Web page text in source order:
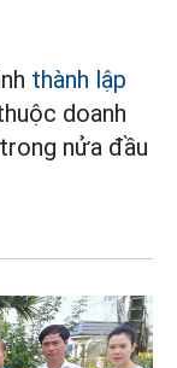
thành lập
doanh
nửa đầu